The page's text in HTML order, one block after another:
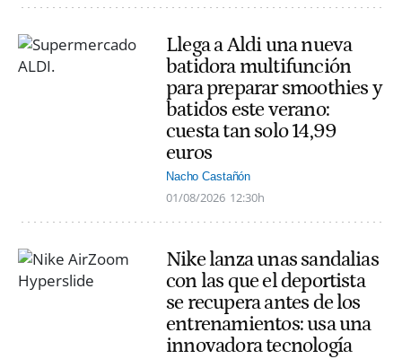
Llega a Aldi una nueva
batidora multifunción
para preparar smoothies y
batidos este verano:
cuesta tan solo 14,99
euros
Nacho Castañón
01/08/2026 12:30h
Nike lanza unas sandalias
con las que el deportista
se recupera antes de los
entrenamientos: usa una
innovadora tecnología